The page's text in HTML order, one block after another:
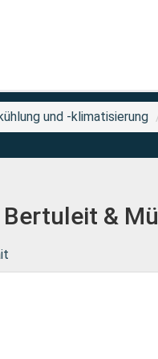
und -klimatisierung
Bertuleit &